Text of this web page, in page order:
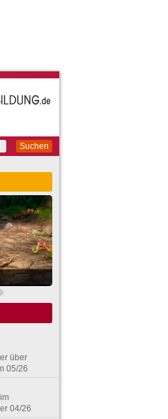
Suchen
über
05/26
04/26